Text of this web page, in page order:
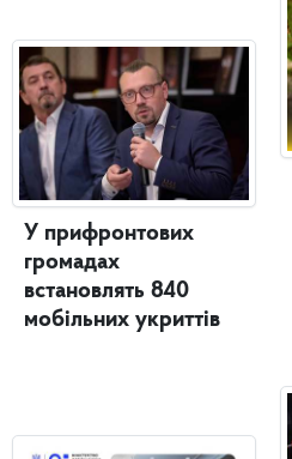
У прифронтових
громадах
встановлять 840
мобільних укриттів